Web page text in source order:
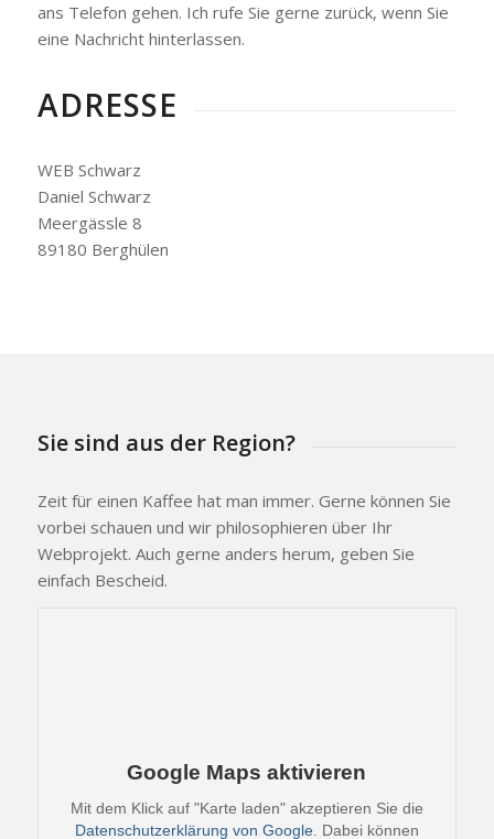
ans Telefon gehen. Ich rufe Sie gerne zurück, wenn Sie
eine Nachricht hinterlassen.
ADRESSE
WEB Schwarz
Daniel Schwarz
Meergässle 8
89180 Berghülen
Sie sind aus der Region?
Zeit für einen Kaffee hat man immer. Gerne können Sie
vorbei schauen und wir philosophieren über Ihr
Webprojekt. Auch gerne anders herum, geben Sie
einfach Bescheid.
Google Maps aktivieren
Mit dem Klick auf "Karte laden" akzeptieren Sie die
Datenschutzerklärung von Google. Dabei können